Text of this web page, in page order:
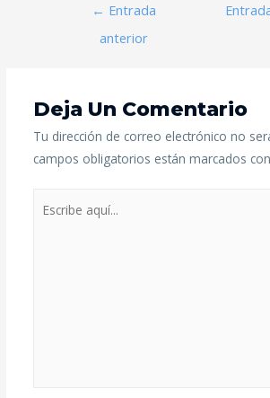
← Entrada
anterior
Deja Un Comentario
Tu dirección de correo electrónico no
campos obligatorios están marcados con